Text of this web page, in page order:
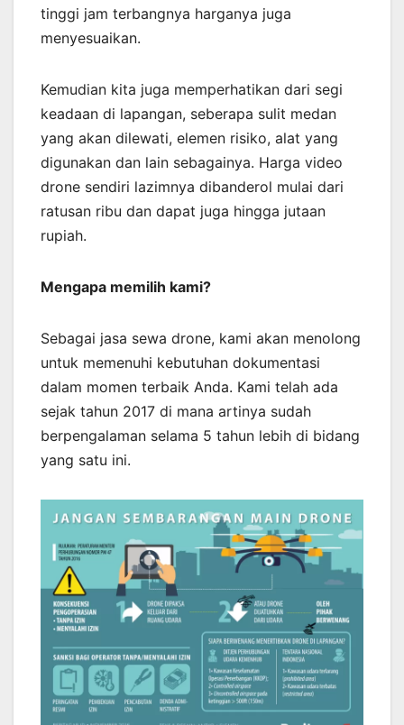
tinggi jam terbangnya harganya juga
menyesuaikan.
Kemudian kita juga memperhatikan dari segi
keadaan di lapangan, seberapa sulit medan
yang akan dilewati, elemen risiko, alat yang
digunakan dan lain sebagainya. Harga video
drone sendiri lazimnya dibanderol mulai dari
ratusan ribu dan dapat juga hingga jutaan
rupiah.
Mengapa memilih kami?
Sebagai jasa sewa drone, kami akan menolong
untuk memenuhi kebutuhan dokumentasi
dalam momen terbaik Anda. Kami telah ada
sejak tahun 2017 di mana artinya sudah
berpengalaman selama 5 tahun lebih di bidang
yang satu ini.